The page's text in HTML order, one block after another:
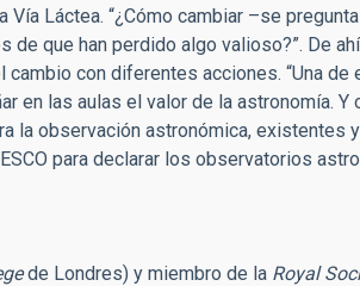
Láctea. “¿Cómo cambiar –se
de que han perdido algo valioso?”. De
con diferentes acciones. “Una
en las aulas el valor de la astronomía. Y
la observación astronómica, existentes
para declarar los observatorios
de Londres) y miembro de la Royal